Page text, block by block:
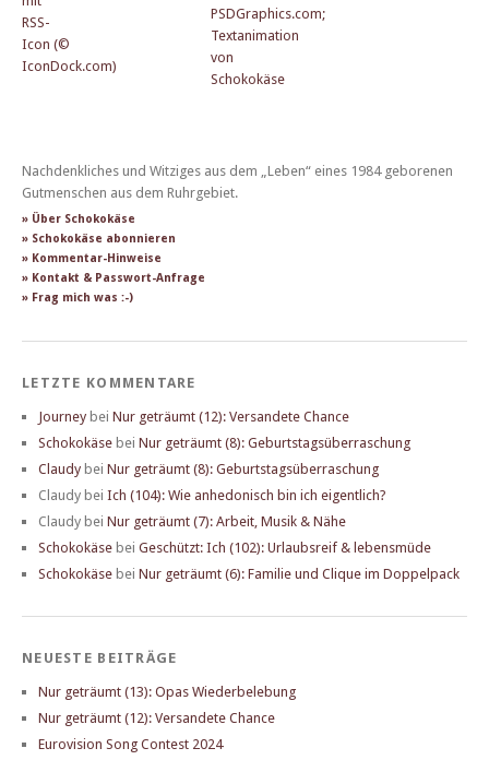
Nachdenkliches und Witziges aus dem „Leben“ eines 1984 geborenen
Gutmenschen aus dem Ruhrgebiet.
» Über Schokokäse
» Schokokäse abonnieren
» Kommentar-Hinweise
» Kontakt & Passwort-Anfrage
» Frag mich was :-)
LETZTE KOMMENTARE
Journey bei Nur geträumt (12): Versandete Chance
Schokokäse bei Nur geträumt (8): Geburtstagsüberraschung
Claudy bei Nur geträumt (8): Geburtstagsüberraschung
Claudy bei Ich (104): Wie anhedonisch bin ich eigentlich?
Claudy bei Nur geträumt (7): Arbeit, Musik & Nähe
Schokokäse bei Geschützt: Ich (102): Urlaubsreif & lebensmüde
Schokokäse bei Nur geträumt (6): Familie und Clique im Doppelpack
NEUESTE BEITRÄGE
Nur geträumt (13): Opas Wiederbelebung
Nur geträumt (12): Versandete Chance
Eurovision Song Contest 2024